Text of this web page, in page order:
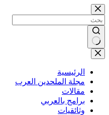
التجاوز
إلى
المحتوى
لا
نتائج
الرئيسية
مجلة الملحدين العرب
مقالات
برامج بالعربي
وثائقيات